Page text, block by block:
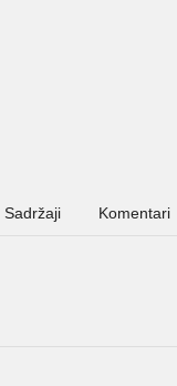
Sadržaji Komentari